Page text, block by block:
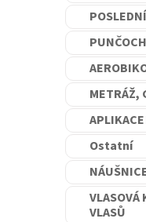
METRÁŽ,
Ostatní
VLASOVÁ
VLASŮ